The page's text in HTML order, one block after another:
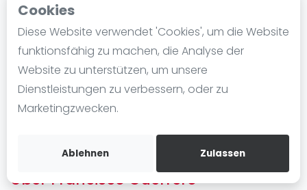
Cookies
Diese Website verwendet 'Cookies', um die Website
funktionsfähig zu machen, die Analyse der
Website zu unterstützen, um unsere
Dienstleistungen zu verbessern, oder zu
Marketingzwecken.
Ablehnen Zulassen
Blog
Die Geschichte von Padel
Regeln und Punktzählung
Padel Schläge
Video
POSITIE
#15 3.910
Bist duFrancisco Guerrero
Kostenloses Konto erstellen
Über Francisco Guerrero